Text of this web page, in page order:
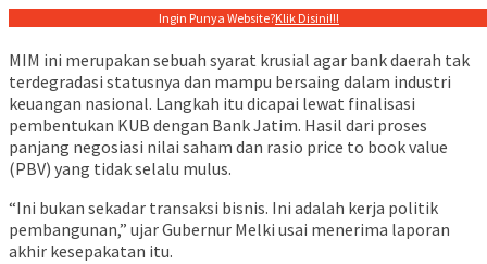
Ingin Punya Website?Klik Disini!!!
MIM ini merupakan sebuah syarat krusial agar bank daerah tak
terdegradasi statusnya dan mampu bersaing dalam industri
keuangan nasional. Langkah itu dicapai lewat finalisasi
pembentukan KUB dengan Bank Jatim. Hasil dari proses
panjang negosiasi nilai saham dan rasio price to book value
(PBV) yang tidak selalu mulus.
“Ini bukan sekadar transaksi bisnis. Ini adalah kerja politik
pembangunan,” ujar Gubernur Melki usai menerima laporan
akhir kesepakatan itu.